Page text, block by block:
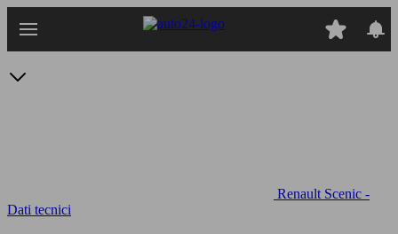
Renault Scenic -
Dati tecnici